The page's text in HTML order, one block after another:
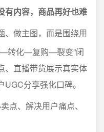
有内容，商品再好也难
、做主图，而是围绕用
—转化—复购—裂变”闭
、直播带货展示真实体
分享强化口碑。
点、解决用户痛点、